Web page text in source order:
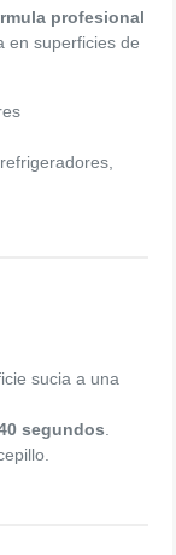
profesional
en superficies de
sucia a una
segundos